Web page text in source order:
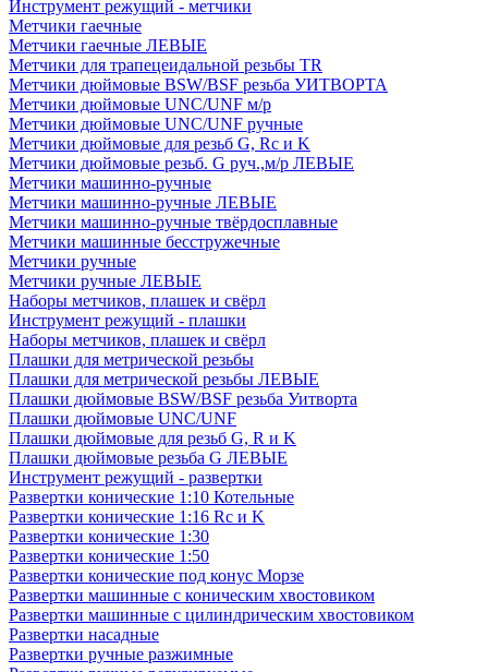
Инструмент режущий - метчики
Метчики гаечные
Метчики гаечные ЛЕВЫЕ
Метчики для трапецеидальной резьбы TR
Метчики дюймовые BSW/BSF резьба УИТВОРТА
Метчики дюймовые UNC/UNF м/р
Метчики дюймовые UNC/UNF ручные
Метчики дюймовые для резьб G, Rc и K
Метчики дюймовые резьб. G руч.,м/р ЛЕВЫЕ
Метчики машинно-ручные
Метчики машинно-ручные ЛЕВЫЕ
Метчики машинно-ручные твёрдосплавные
Метчики машинные бесстружечные
Метчики ручные
Метчики ручные ЛЕВЫЕ
Наборы метчиков, плашек и свёрл
Инструмент режущий - плашки
Наборы метчиков, плашек и свёрл
Плашки для метрической резьбы
Плашки для метрической резьбы ЛЕВЫЕ
Плашки дюймовые BSW/BSF резьба Уитворта
Плашки дюймовые UNC/UNF
Плашки дюймовые для резьб G, R и K
Плашки дюймовые резьба G ЛЕВЫЕ
Инструмент режущий - развертки
Развертки конические 1:10 Котельные
Развертки конические 1:16 Rc и K
Развертки конические 1:30
Развертки конические 1:50
Развертки конические под конус Морзе
Развертки машинные с коническим хвостовиком
Развертки машинные с цилиндрическим хвостовиком
Развертки насадные
Развертки ручные разжимные